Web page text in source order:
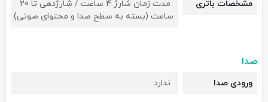
مشخصات باتری
مدت زمان شارژ 4 ساعت / شارژدهی تا 20
ساعت (بسته به سطح صدا و محتوای صوتی)
صدا
ورودی صدا ندارد